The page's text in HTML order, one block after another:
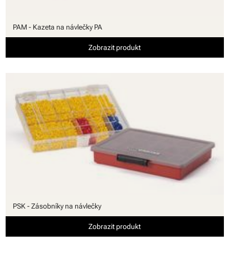
PAM - Kazeta na návlečky PA
Zobrazit produkt
PSK - Zásobníky na návlečky
Zobrazit produkt